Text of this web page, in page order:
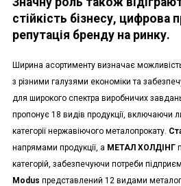
стійкість бізнесу, цифрова
репутація бренду на ринку.
Ширина асортименту визначає
з різними галузями економіки та
для широкого спектра виробничих
пропонує 18 видів продукції, включаючи
категорії нержавіючого металопрокату.
напрямами продукції, а МЕТАЛ ХОЛДІНГ
категорій, забезпечуючи потреби
Modus представлений 12 видами